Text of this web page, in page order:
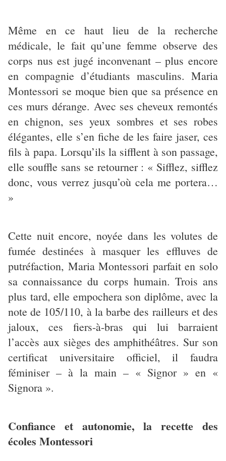
Même en ce haut lieu de la recherche
médicale, le fait qu’une femme observe des
corps nus est jugé inconvenant – plus encore
en compagnie d’étudiants masculins. Maria
Montessori se moque bien que sa présence en
ces murs dérange. Avec ses cheveux remontés
en chignon, ses yeux sombres et ses robes
élégantes, elle s’en fiche de les faire jaser, ces
fils à papa. Lorsqu’ils la sifflent à son passage,
elle souffle sans se retourner : « Sifflez, sifflez
donc, vous verrez jusqu’où cela me portera…
»
Cette nuit encore, noyée dans les volutes de
fumée destinées à masquer les effluves de
putréfaction, Maria Montessori parfait en solo
sa connaissance du corps humain. Trois ans
plus tard, elle empochera son diplôme, avec la
note de 105/110, à la barbe des railleurs et des
jaloux, ces fiers-à-bras qui lui barraient
l’accès aux sièges des amphithéâtres. Sur son
certificat universitaire officiel, il faudra
féminiser – à la main – « Signor » en «
Signora ».
Confiance et autonomie, la recette des
écoles Montessori